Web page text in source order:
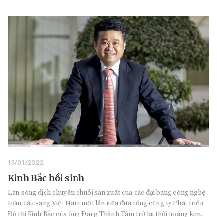
13/01/2022
Kinh Bắc hồi sinh
Làn sóng dịch chuyển chuỗi sản xuất của các đại bàng công nghệ
toàn cầu sang Việt Nam một lần nữa đưa tổng công ty Phát triển
Đô thị Kinh Bắc của ông Đặng Thành Tâm trở lại thời hoàng kim.